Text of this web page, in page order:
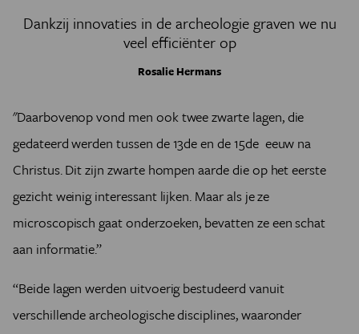
Dankzij innovaties in de archeologie graven we nu
veel efficiënter op
Rosalie Hermans
"Daarbovenop vond men ook twee zwarte lagen, die
gedateerd werden tussen de 13de en de 15de eeuw na
Christus. Dit zijn zwarte hompen aarde die op het eerste
gezicht weinig interessant lijken. Maar als je ze
microscopisch gaat onderzoeken, bevatten ze een schat
aan informatie.”
“Beide lagen werden uitvoerig bestudeerd vanuit
verschillende archeologische disciplines, waaronder